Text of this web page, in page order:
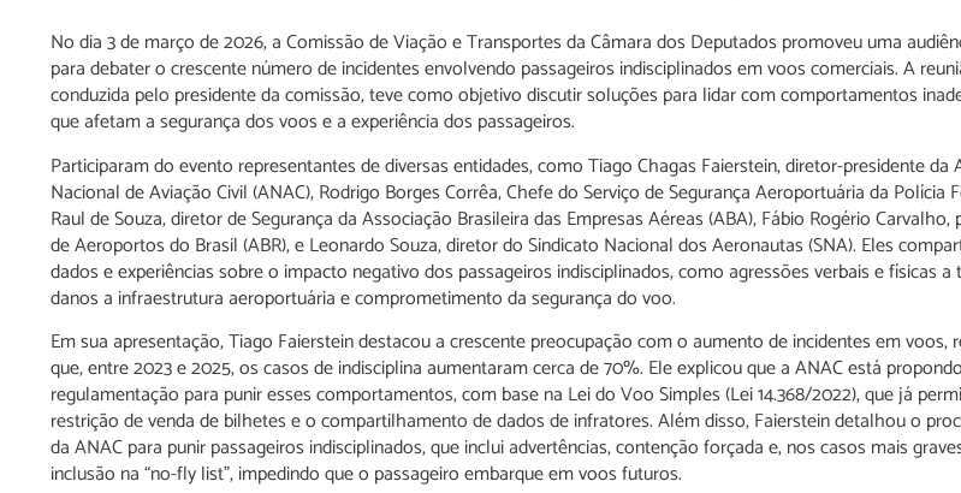
No dia 3 de março de 2026, a Comissão de Viação e Transportes da Câmara dos Deputados promoveu uma
para debater o crescente número de incidentes envolvendo passageiros indisciplinados em voos comerciais. A
conduzida pelo presidente da comissão, teve como objetivo discutir soluções para lidar com comportamentos
que afetam a segurança dos voos e a experiência dos passageiros.
Participaram do evento representantes de diversas entidades, como Tiago Chagas Faierstein, diretor-presidente da
Nacional de Aviação Civil (ANAC), Rodrigo Borges Corrêa, Chefe do Serviço de Segurança Aeroportuária da Polícia
Raul de Souza, diretor de Segurança da Associação Brasileira das Empresas Aéreas (ABA), Fábio Rogério Carvalho,
de Aeroportos do Brasil (ABR), e Leonardo Souza, diretor do Sindicato Nacional dos Aeronautas (SNA). Eles
dados e experiências sobre o impacto negativo dos passageiros indisciplinados, como agressões verbais e físicas a
danos a infraestrutura aeroportuária e comprometimento da segurança do voo.
Em sua apresentação, Tiago Faierstein destacou a crescente preocupação com o aumento de incidentes em voos,
que, entre 2023 e 2025, os casos de indisciplina aumentaram cerca de 70%. Ele explicou que a ANAC está
regulamentação para punir esses comportamentos, com base na Lei do Voo Simples (Lei 14.368/2022), que já
restrição de venda de bilhetes e o compartilhamento de dados de infratores. Além disso, Faierstein detalhou o
da ANAC para punir passageiros indisciplinados, que inclui advertências, contenção forçada e, nos casos mais
inclusão na “no-fly list”, impedindo que o passageiro embarque em voos futuros.